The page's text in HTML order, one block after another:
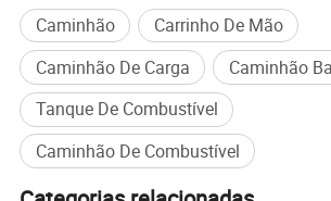
Número de pneus
Tamanho do pneu 295/80R22.5
Eixo dianteiro/traseiro 5Tons/9Tons
Sistema de travagem Travagem pneumática
Parâmetro técnico
Caminhão
Carrinho De Mão
Caminhão De Carga
Caminhão
Tanque De Combustível
Caminhão De Combustível